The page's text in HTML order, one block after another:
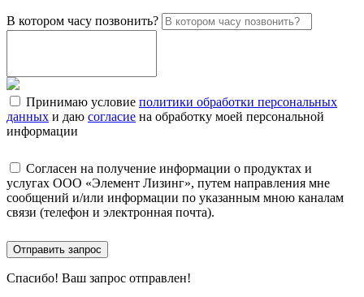
В котором часу позвонить?
Принимаю условие политики обработки персональных
данных и даю согласие на обработку моей персональной
информации
Согласен на получение информации о продуктах и
услугах ООО «Элемент Лизинг», путем направления мне
сообщений и/или информации по указанным мною каналам
связи (телефон и электронная почта).
Отправить запрос
Спасибо! Ваш запрос отправлен!